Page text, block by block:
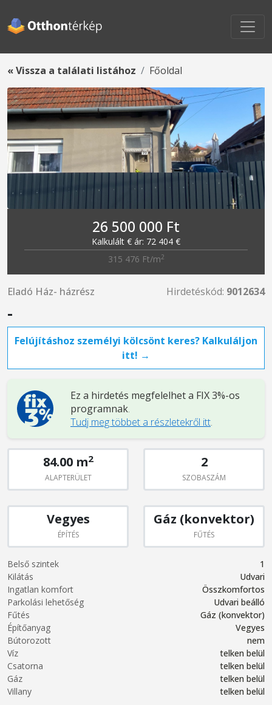
« Vissza a találati listához Főoldal
26 500 000 Ft
Kalkulált € ár: 72 404 €
315 476 Ft/m2
Eladó Ház- házrész Hirdetéskód: 9012634
-
Felújításhoz személyi kölcsönt keres? Kalkuláljon
itt! →
Ez a hirdetés megfelelhet a FIX 3%-os
programnak.
Tudj meg többet a részletekről itt.
84.00 m2
ALAPTERÜLET
2
SZOBASZÁM
Vegyes
ÉPÍTÉS
Gáz (konvektor)
FŰTÉS
Belső szintek
1
Kilátás
Udvari
Ingatlan komfort
Összkomfortos
Parkolási lehetőség
Udvari beálló
Fűtés
Gáz (konvektor)
Építőanyag
Vegyes
Bútorozott
nem
Víz
telken belül
Csatorna
telken belül
Gáz
telken belül
Villany
telken belül